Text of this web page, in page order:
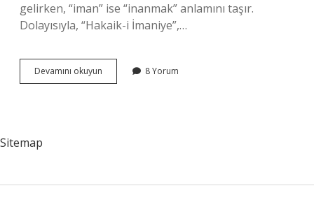
gelirken, “iman” ise “inanmak” anlamını taşır.
Dolayısıyla, “Hakaik-i İmaniye”,…
Devamını okuyun
i
8 Yorum
Sitemap